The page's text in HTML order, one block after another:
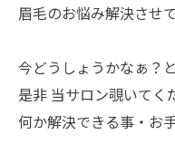
眉毛のお悩み解決させ
今どうしょうかなぁ？
是非 当サロン覗いてく
何か解決できる事・お